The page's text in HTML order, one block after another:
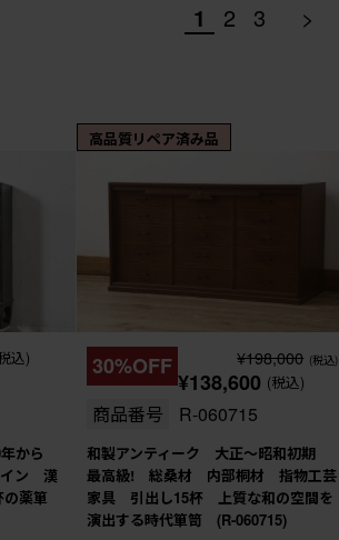
1 2 3 >
込)
から
ン 漢
薬箪
高品質リペア済み品
30%OFF ¥198,000 (税込)
¥138,600 (税込)
商品番号 R-060715
和製アンティーク 大正〜昭和初期
最高級! 総桑材 内部桐材 指物工芸
家具 引出し15杯 上質な和の空間を
演出する時代箪笥 (R-060715)